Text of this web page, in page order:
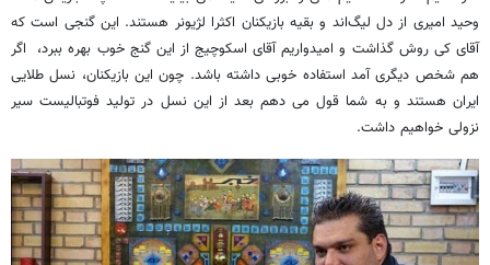
وحید امیری از دل لیگ‌اند و بقیه بازیکنان اکثرا لژیونر هستند. این گنجی است که
آقای کی روش گذاشت و امیدواریم آقای اسکوچیج از این گنج خوب بهره ببرد، اگر
هم شخص دیگری آمد استفاده خوبی داشته باشد. چون این بازیکنان، نسل طلایی
ایران هستند و به شما قول می دهم بعد از این نسل در تولید فوتبالیست سیر
نزولی خواهیم داشت.